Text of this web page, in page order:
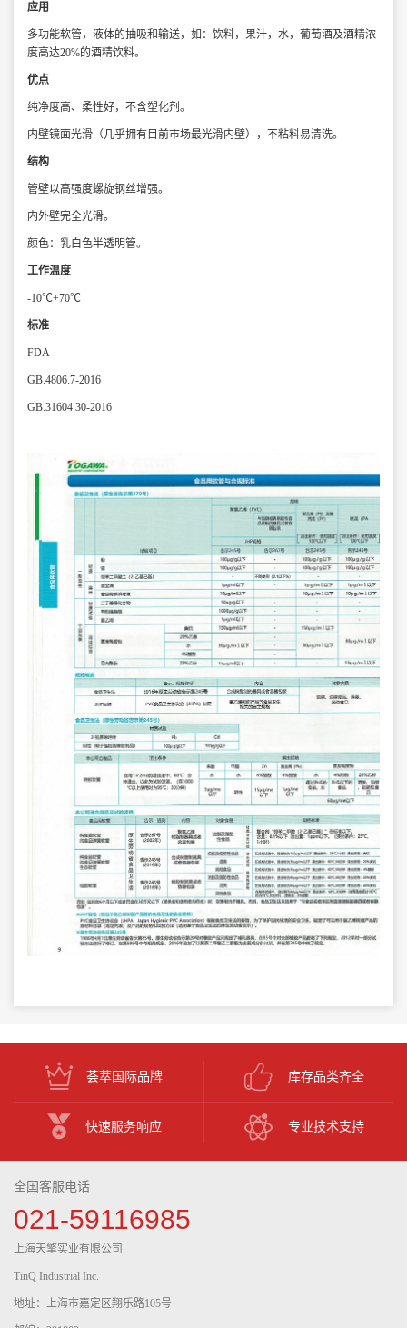
应用
多功能软管，液体的抽吸和输送， 如：饮料，果汁，水，葡萄酒及酒精浓
度高达20%的酒精饮料。
优点
纯净度高、柔性好，不含塑化剂。
内壁镜面光滑（几乎拥有目前市场最光滑内壁），不粘料易清洗。
结构
管壁以高强度螺旋钢丝增强。
内外壁完全光滑。
颜色：乳白色半透明管。
工作温度
-10℃+70℃
标准
FDA
GB.4806.7-2016
GB.31604.30-2016
荟萃国际品牌 库存品类齐全
快速服务响应 专业技术支持
全国客服电话
021-59116985
上海天擎实业有限公司
TinQ Industrial Inc.
地址：上海市嘉定区翔乐路105号